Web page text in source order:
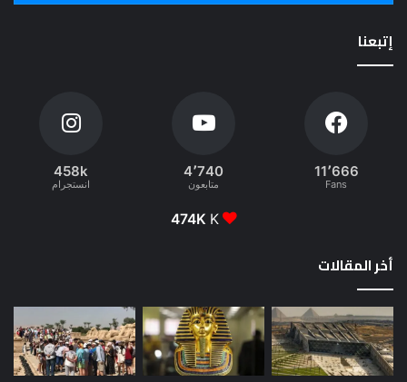
إتبعنا
11٬666
Fans
4٬740
متابعون
458k
انستجرام
474K K
أخر المقالات